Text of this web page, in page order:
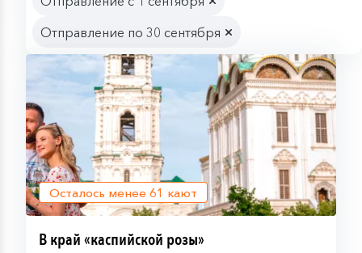
Отправление по 30 сентября
Осталось менее 61 кают
В край «каспийской розы»